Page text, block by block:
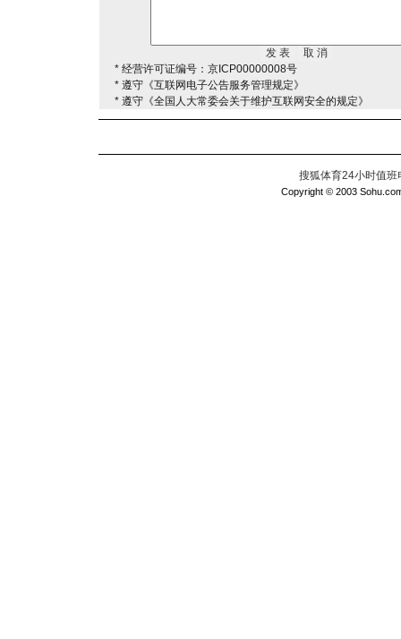
* 经营许可证编号：京ICP00000008号
* 遵守《互联网电子公告服务管理规定》
* 遵守《全国人大常委会关于维护互联网安全的规定》
搜狐体育24小时值
Copyright © 2003